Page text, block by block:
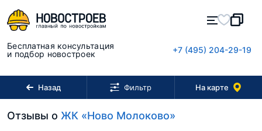
Бесплатная консультация
и подбор новостроек
+7 (495) 204-29-19
Назад Фильтр На карте
Отзывы о ЖК «Ново Молоково»